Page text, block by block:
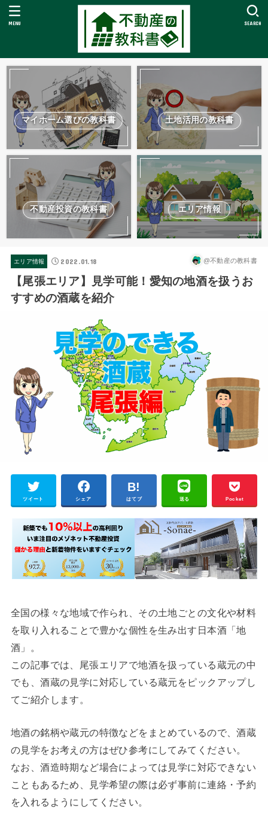
SEARCH
MENU
マイホーム選びの教科書 土地活用の教科書
不動産投資の教科書 エリア情報
エリア情報 2022.01.18 @不動産の教科書
【尾張エリア】見学可能！愛知の地酒を扱うお
すすめの酒蔵を紹介
ツイート シェア はてブ 送る Pocket
全国の様々な地域で作られ、その土地ごとの文化や材料
を取り入れることで豊かな個性を生み出す日本酒「地
酒」。
この記事では、尾張エリアで地酒を扱っている蔵元の中
でも、酒蔵の見学に対応している蔵元をピックアップし
てご紹介します。
地酒の銘柄や蔵元の特徴などをまとめているので、酒蔵
の見学をお考えの方はぜひ参考にしてみてください。
なお、酒造時期など場合によっては見学に対応できない
こともあるため、見学希望の際は必ず事前に連絡・予約
を入れるようにしてください。